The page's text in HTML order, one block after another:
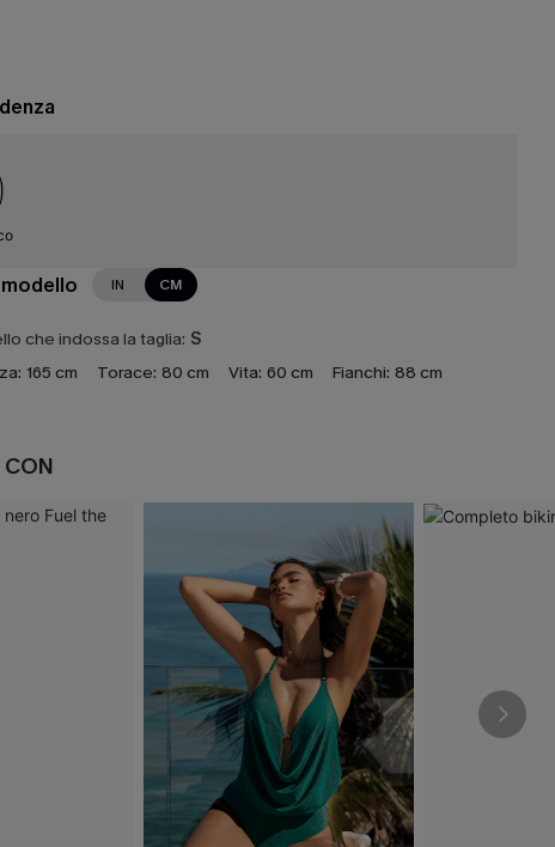
IN CM
che indossa la taglia: S
165 cm Torace: 80 cm Vita: 60 cm Fianchi: 88 cm